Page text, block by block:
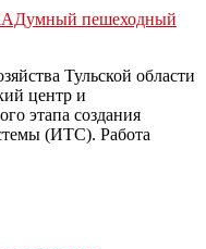
умный пешеходный
Тульской области
центр и
этапа создания
(ИТС). Работа